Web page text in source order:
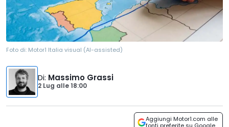
Foto di: Motor1 Italia visual (AI-assisted)
Di: Massimo Grassi
2 Lug alle18:00
Aggiungi Motor1.com alle